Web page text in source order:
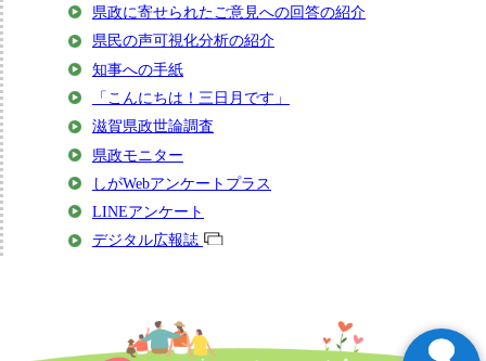
県政に寄せられたご意見への回答の紹介
県民の声可視化分析の紹介
知事への手紙
「こんにちは！三日月です」
滋賀県政世論調査
県政モニター
しがWebアンケートプラス
LINEアンケート
デジタル広報誌